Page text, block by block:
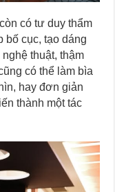
có tư duy thẩm
bố cục, tạo dáng
thuật, thậm
có thể làm bìa
hay đơn giản
thành một tác